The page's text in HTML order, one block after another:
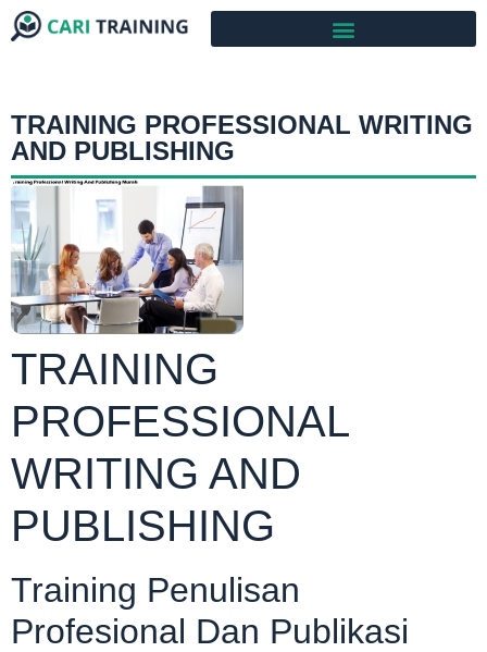
TRAINING PROFESSIONAL WRITING
AND PUBLISHING
TRAINING
PROFESSIONAL
WRITING AND
PUBLISHING
Training Penulisan
Profesional Dan Publikasi